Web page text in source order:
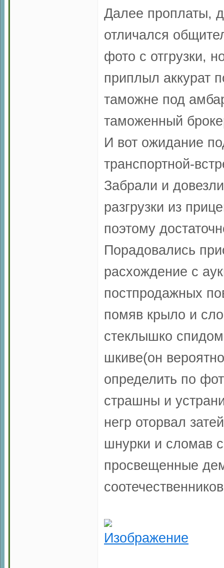
Далее проплаты,
отличался
фото с отгрузки,
приплыл аккурат
таможне под
таможенный
И вот ожидание
транспортной-
Забрали и
разгрузки из
поэтому
Порадовались
расхождение с
постпродажных
помяв крыло и
стеклышко
шкиве(он
определить по
страшны и
негр оторвал
шнурки и сломав
просвещенные